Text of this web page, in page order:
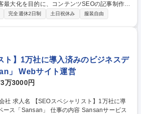
最大化を目的に、コンテンツSEOの記事制作・
せします【詳細】新規記事におけるKWの調
の業務】■新規記事の作成■既存記事のリライ
来的にお任せする業務】■記事群・トピックク
ク設計を始めとするテクニカル改善■AIO・LLM
作フローの構築■Web広告・スカウトなど既存
の他マーケティング領域全般 募集職種
年比成長率168.7％/2025年売上総利益96億/急
完全週休2日制 土日祝休み 服装自由
ト】1万社に導入済みのビジネスデ
」 Webサイト運営
万3000円
社に導
事の内容 Sansanサービス